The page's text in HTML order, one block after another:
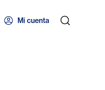
Mi cuenta